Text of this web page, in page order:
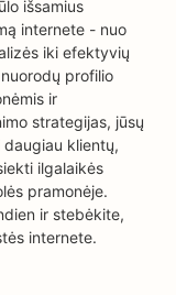
išsamius
internete - nuo
iki efektyvių
profilio
ir
strategijas, jūsų
klientų,
ilgalaikės
pramonėje.
ir stebėkite,
internete.